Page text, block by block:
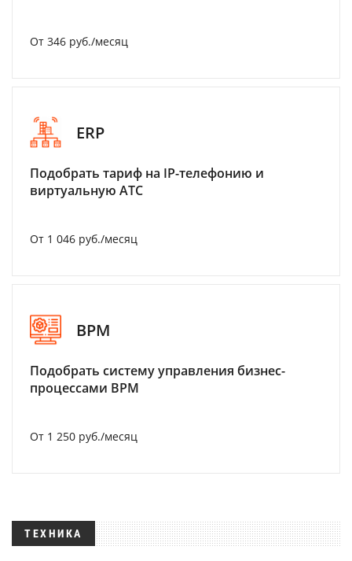
От 346 руб./месяц
ERP
Подобрать тариф на IP-телефонию и
виртуальную АТС
От 1 046 руб./месяц
BPM
Подобрать систему управления бизнес-
процессами BPM
От 1 250 руб./месяц
ТЕХНИКА